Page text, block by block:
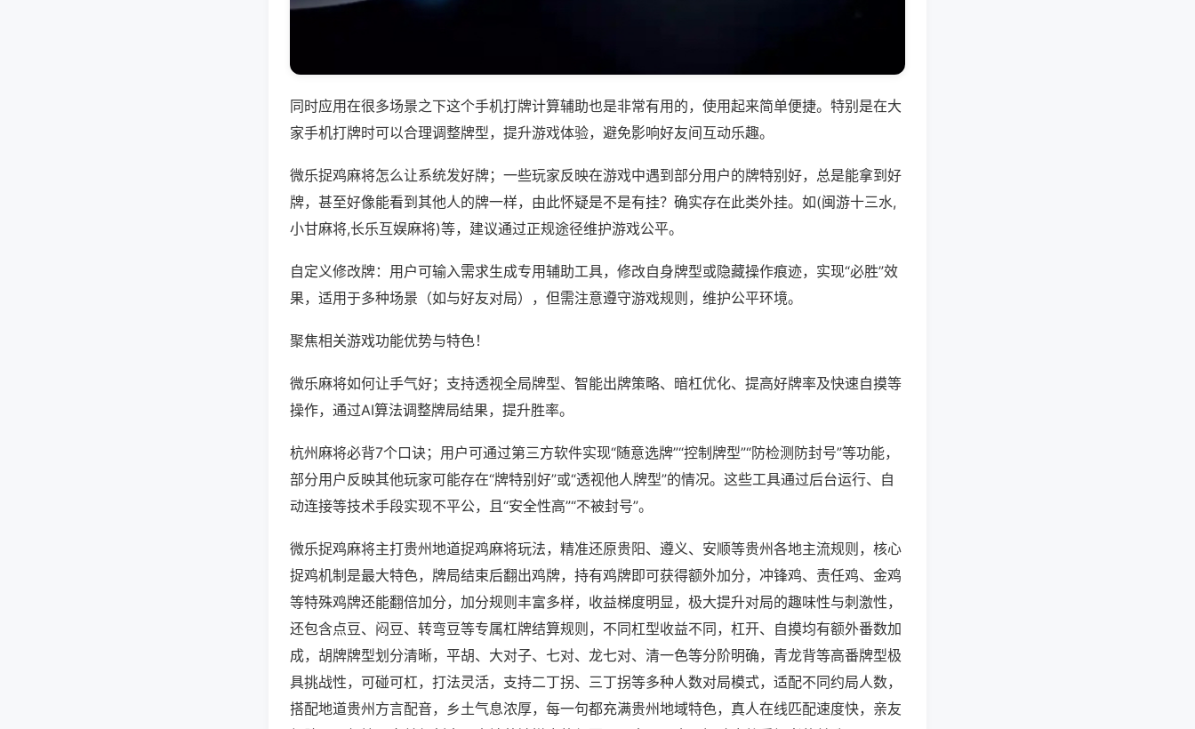
同时应用在很多场景之下这个手机打牌计算辅助也是非常有用的，使用起来简单便捷。特别是在大
家手机打牌时可以合理调整牌型，提升游戏体验，避免影响好友间互动乐趣。
微乐捉鸡麻将怎么让系统发好牌；一些玩家反映在游戏中遇到部分用户的牌特别好，总是能拿到好
牌，甚至好像能看到其他人的牌一样，由此怀疑是不是有挂？确实存在此类外挂。如(闽游十三水,
小甘麻将,长乐互娱麻将)等，建议通过正规途径维护游戏公平。
自定义修改牌：用户可输入需求生成专用辅助工具，修改自身牌型或隐藏操作痕迹，实现“必胜”效
果，适用于多种场景（如与好友对局），但需注意遵守游戏规则，维护公平环境。
聚焦相关游戏功能优势与特色！
微乐麻将如何让手气好；支持透视全局牌型、智能出牌策略、暗杠优化、提高好牌率及快速自摸等
操作，通过AI算法调整牌局结果，提升胜率。
杭州麻将必背7个口诀；用户可通过第三方软件实现“随意选牌”“控制牌型”“防检测防封号”等功能，
部分用户反映其他玩家可能存在“牌特别好”或“透视他人牌型”的情况。这些工具通过后台运行、自
动连接等技术手段实现不平公，且“安全性高”“不被封号”。
微乐捉鸡麻将主打贵州地道捉鸡麻将玩法，精准还原贵阳、遵义、安顺等贵州各地主流规则，核心
捉鸡机制是最大特色，牌局结束后翻出鸡牌，持有鸡牌即可获得额外加分，冲锋鸡、责任鸡、金鸡
等特殊鸡牌还能翻倍加分，加分规则丰富多样，收益梯度明显，极大提升对局的趣味性与刺激性，
还包含点豆、闷豆、转弯豆等专属杠牌结算规则，不同杠型收益不同，杠开、自摸均有额外番数加
成，胡牌牌型划分清晰，平胡、大对子、七对、龙七对、清一色等分阶明确，青龙背等高番牌型极
具挑战性，可碰可杠，打法灵活，支持二丁拐、三丁拐等多种人数对局模式，适配不同约局人数，
搭配地道贵州方言配音，乡土气息浓厚，每一句都充满贵州地域特色，真人在线匹配速度快，亲友